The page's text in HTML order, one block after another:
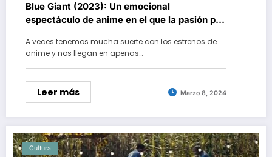
Blue Giant (2023): Un emocional
espectáculo de anime en el que la pasión por
A veces tenemos mucha suerte con los estrenos de
anime y nos llegan en apenas…
Leer más Marzo 8, 2024
Cultura